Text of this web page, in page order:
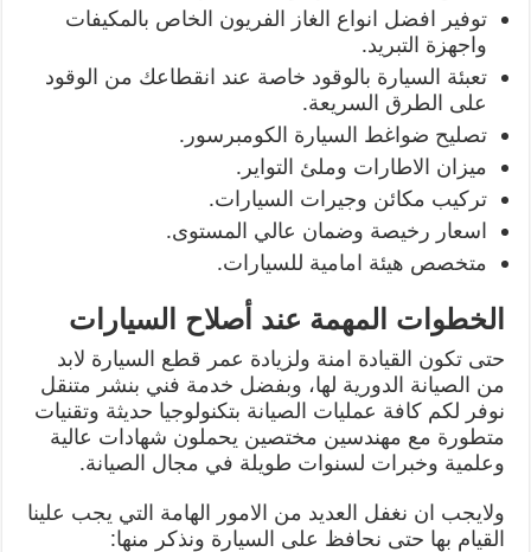
توفير افضل انواع الغاز الفريون الخاص بالمكيفات
واجهزة التبريد.
تعبئة السيارة بالوقود خاصة عند انقطاعك من الوقود
على الطرق السريعة.
تصليح ضواغط السيارة الكومبرسور.
ميزان الاطارات وملئ التواير.
تركيب مكائن وجيرات السيارات.
اسعار رخيصة وضمان عالي المستوى.
متخصص هيئة امامية للسيارات.
الخطوات المهمة عند أصلاح السيارات
حتى تكون القيادة امنة ولزيادة عمر قطع السيارة لابد
من الصيانة الدورية لها، وبفضل خدمة فني بنشر متنقل
نوفر لكم كافة عمليات الصيانة بتكنولوجيا حديثة وتقنيات
متطورة مع مهندسين مختصين يحملون شهادات عالية
وعلمية وخبرات لسنوات طويلة في مجال الصيانة.
ولايجب ان نغفل العديد من الامور الهامة التي يجب علينا
القيام بها حتى نحافظ على السيارة ونذكر منها: